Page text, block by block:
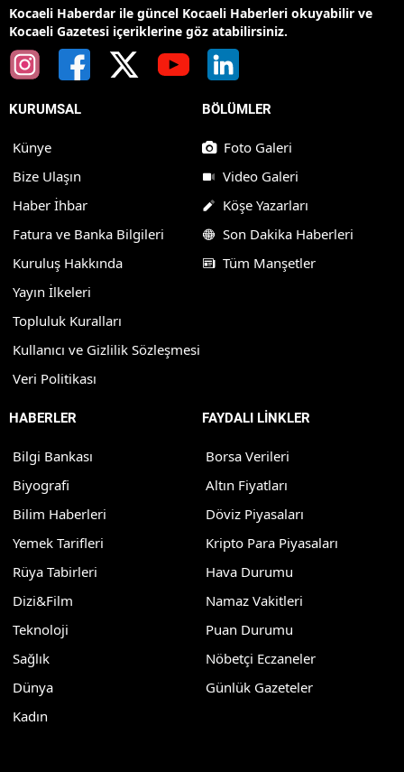
Kocaeli Haberdar ile güncel Kocaeli Haberleri okuyabilir ve
Kocaeli Gazetesi içeriklerine göz atabilirsiniz.
KURUMSAL
Künye
Bize Ulaşın
Haber İhbar
Fatura ve Banka Bilgileri
Kuruluş Hakkında
Yayın İlkeleri
Topluluk Kuralları
Kullanıcı ve Gizlilik Sözleşmesi
Veri Politikası
BÖLÜMLER
Foto Galeri
Video Galeri
Köşe Yazarları
Son Dakika Haberleri
Tüm Manşetler
HABERLER
Bilgi Bankası
Biyografi
Bilim Haberleri
Yemek Tarifleri
Rüya Tabirleri
Dizi&Film
Teknoloji
Sağlık
Dünya
Kadın
FAYDALI LİNKLER
Borsa Verileri
Altın Fiyatları
Döviz Piyasaları
Kripto Para Piyasaları
Hava Durumu
Namaz Vakitleri
Puan Durumu
Nöbetçi Eczaneler
Günlük Gazeteler